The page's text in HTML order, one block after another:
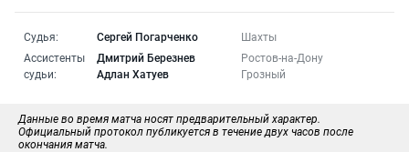
Судья: Сергей Погарченко
Шахты
Ассистенты
судьи:
Дмитрий Березнев
Ростов-на-Дону
Адлан Хатуев
Грозный
Данные во время матча носят предварительный характер.
Официальный протокол публикуется в течение двух часов после
окончания матча.